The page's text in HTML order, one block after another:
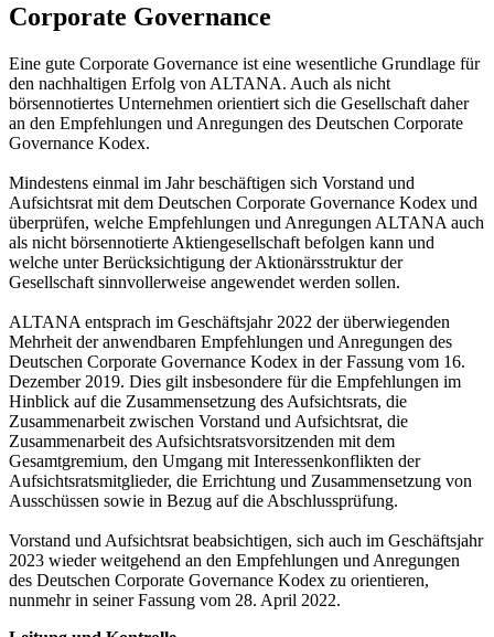
Corporate Governance
Eine gute Corporate Governance ist eine wesentliche Grundlage für
den nachhaltigen Erfolg von ALTANA. Auch als nicht
börsennotiertes Unternehmen orientiert sich die Gesellschaft daher
an den Empfehlungen und Anregungen des Deutschen Corporate
Governance Kodex.
Mindestens einmal im Jahr beschäftigen sich Vorstand und
Aufsichtsrat mit dem Deutschen Corporate Governance Kodex und
überprüfen, welche Empfehlungen und Anregungen ALTANA auch
als nicht börsennotierte Aktiengesellschaft befolgen kann und
welche unter Berücksichtigung der Aktionärsstruktur der
Gesellschaft sinnvollerweise angewendet werden sollen.
ALTANA entsprach im Geschäftsjahr 2022 der überwiegenden
Mehrheit der anwendbaren Empfehlungen und Anregungen des
Deutschen Corporate Governance Kodex in der Fassung vom 16.
Dezember 2019. Dies gilt insbesondere für die Empfehlungen im
Hinblick auf die Zusammensetzung des Aufsichtsrats, die
Zusammenarbeit zwischen Vorstand und Aufsichtsrat, die
Zusammenarbeit des Aufsichtsratsvorsitzenden mit dem
Gesamtgremium, den Umgang mit Interessenkonflikten der
Aufsichtsratsmitglieder, die Errichtung und Zusammensetzung von
Ausschüssen sowie in Bezug auf die Abschlussprüfung.
Vorstand und Aufsichtsrat beabsichtigen, sich auch im Geschäftsjahr
2023 wieder weitgehend an den Empfehlungen und Anregungen
des Deutschen Corporate Governance Kodex zu orientieren,
nunmehr in seiner Fassung vom 28. April 2022.